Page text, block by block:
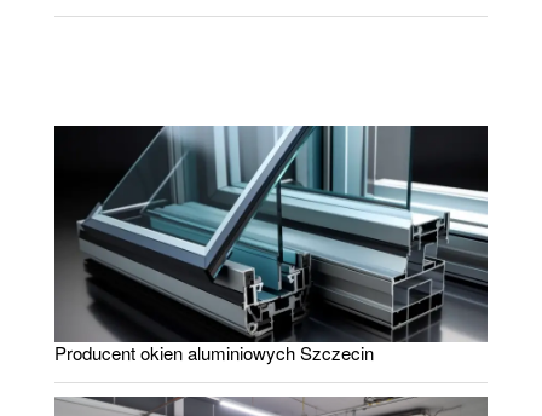
Producent okien aluminiowych Szczecin